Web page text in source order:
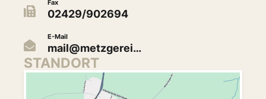
Fax
02429/902694
E-Mail
mail@metzgerei…
STANDORT